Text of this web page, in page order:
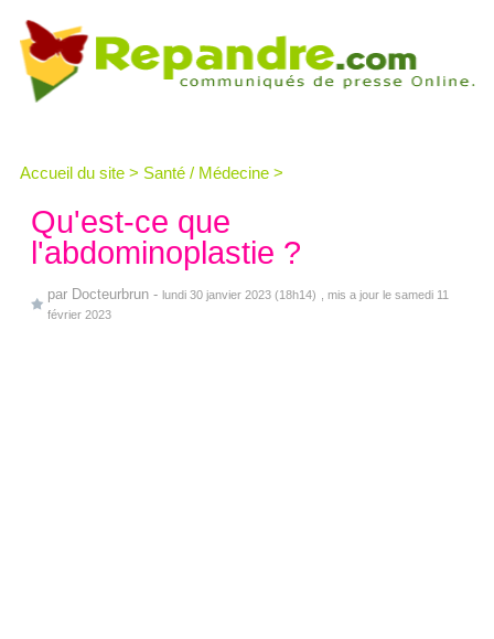
Accueil du site > Santé / Médecine >
Qu'est-ce que
l'abdominoplastie ?
par Docteurbrun - lundi 30 janvier 2023 (18h14)
, mis a jour le samedi 11
février 2023